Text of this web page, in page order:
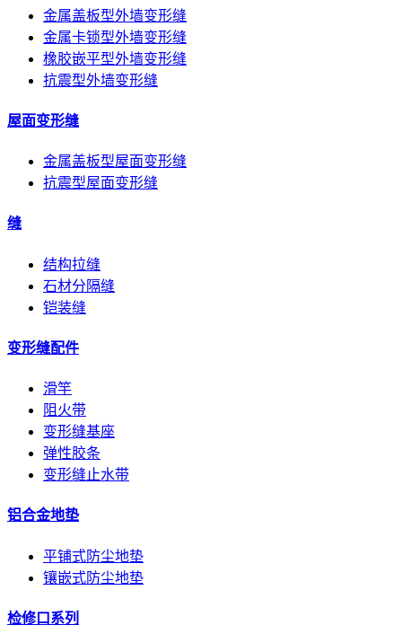
金属盖板型外墙变形缝
金属卡锁型外墙变形缝
橡胶嵌平型外墙变形缝
抗震型外墙变形缝
屋面变形缝
金属盖板型屋面变形缝
抗震型屋面变形缝
缝
结构拉缝
石材分隔缝
铠装缝
变形缝配件
滑竿
阻火带
变形缝基座
弹性胶条
变形缝止水带
铝合金地垫
平铺式防尘地垫
镶嵌式防尘地垫
检修口系列